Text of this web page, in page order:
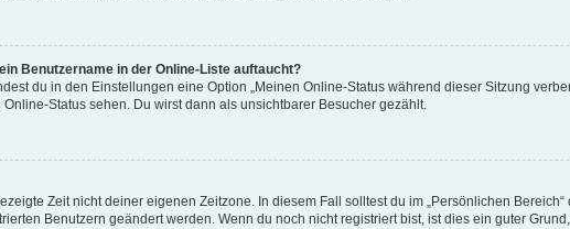
Benutzername in der Online-Liste auftaucht?
du in den Einstellungen eine Option „Meinen Online-Status während dieser Sitzung
Status sehen. Du wirst dann als unsichtbarer Besucher gezählt.
Zeit nicht deiner eigenen Zeitzone. In diesem Fall solltest du im „Persönlichen
Benutzern geändert werden. Wenn du noch nicht registriert bist, ist dies ein guter